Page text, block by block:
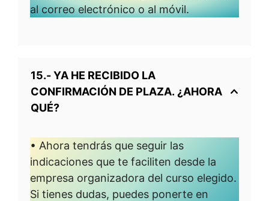
al correo electrónico o al móvil.
15.- YA HE RECIBIDO LA
CONFIRMACIÓN DE PLAZA. ¿AHORA
QUÉ?
• Ahora tendrás que seguir las
indicaciones que te faciliten desde la
empresa organizadora del curso elegido.
Si tienes dudas, puedes ponerte en